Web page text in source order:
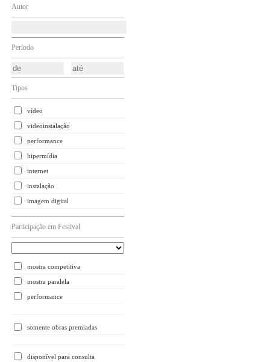
Autor
Período
Tipos
vídeo
videoinstalação
performance
hipermídia
internet
instalação
imagem digital
Participação em Festival
mostra competitiva
mostra paralela
performance
somente obras premiadas
disponível para consulta